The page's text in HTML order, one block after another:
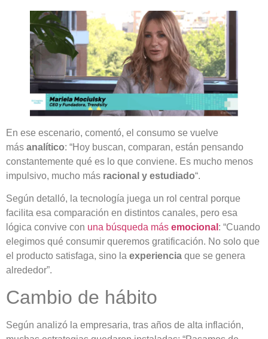
En ese escenario, comentó, el consumo se vuelve
más analítico: “Hoy buscan, comparan, están pensando
constantemente qué es lo que conviene. Es mucho menos
impulsivo, mucho más racional y estudiado“.
Según detalló, la tecnología juega un rol central porque
facilita esa comparación en distintos canales, pero esa
lógica convive con una búsqueda más emocional : “Cuando
elegimos qué consumir queremos gratificación. No solo que
el producto satisfaga, sino la experiencia que se genera
alrededor”.
Cambio de hábito
Según analizó la empresaria, tras años de alta inflación,